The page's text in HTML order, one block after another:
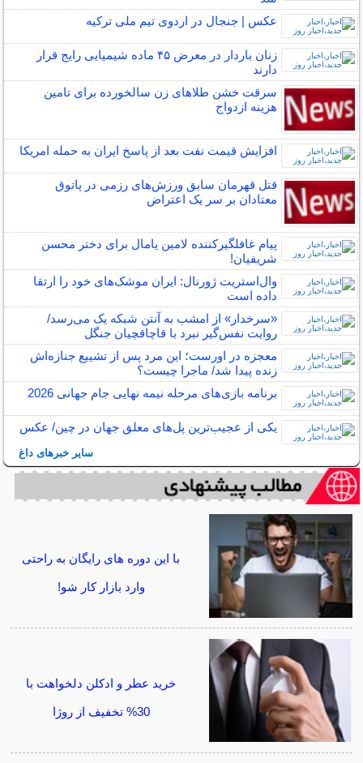
عکس | جنجال در اردوی تیم ملی ترکیه
زنان باردار در معرض ۴۵ ماده شیمیایی رایج قرار
دارند
سرقت خشن طلاهای زن سالخورده برای تامین
هزینه ازدواج
افزایش قیمت نفت بعد از پاسخ ایران به حمله امریکا
قتل قهرمان سابق ورزش‌های رزمی در پاتوق
معتادان بر سر یک اعتراض
پیام غافلگیرکننده لامین یامال برای دختر محسن
شریفیان!
وال‌استریت ژورنال: ایران موشک‌های خود را ارتقا
داده است
«سرخدار» از امشب به آنتن شبکه یک می‌رسد/
روایت نفس‌گیر نبرد با قاچاقچیان جنگل
معجزه در اورست؛ این مرد پس از تشییع جنازه‌اش
زنده پیدا شد/ ماجرا چیست؟
برنامه بازی‌های مرحله نیمه‌ نهایی جام جهانی 2026
یکی از عجیب‌ترین پل‌های معلق جهان در چین/ عکس
سایر خبرهای داغ
با این دوره های رایگان به راحتی
وارد بازار کار شو!
خرید عطر و ادکلن دلخواهت با
30% تخفیف از روژا